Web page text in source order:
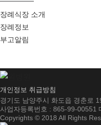
장례식장 소개
장례정보
부고알림
개인정보 취급방침
경기도 남양주시 화도읍 경춘로
사업자등록번호 : 865-99-00551
Copyrights © 2018 All Rights